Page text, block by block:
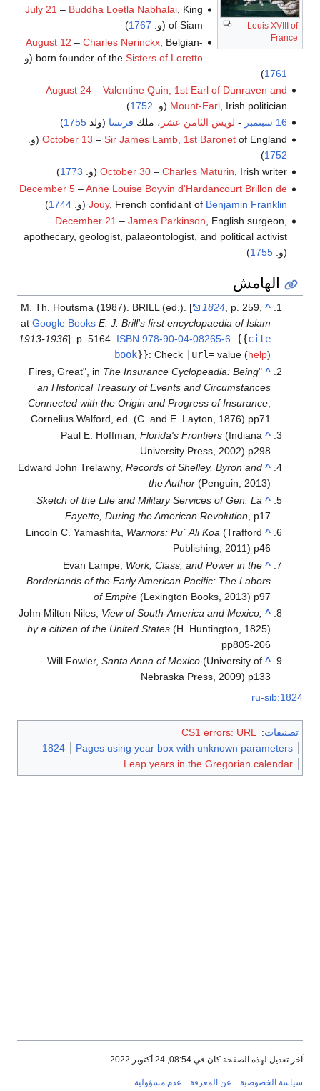
Louis XVIII of
France
July 21 – Buddha Loetla Nabhalai , King
of Siam (و.
1767
)
August 12 –Charles Nerinckx , Belgian-
born founder of theSisters of Loretto
(و.
1761
)
August 24– Valentine Quin, 1st Earl of Dunraven and
Mount-Earl, Irish politician (و. 1752
)
16 سبتمبر
- لويس الثامن عشر ، ملك فرنسا (ولد1755
)
October 13 – Sir James Lamb, 1st Baronetof England (و.
1752
)
October 30– Charles Maturin , Irish writer (و. 1773
)
December 5–Anne Louise Boyvin d'Hardancourt Brillon de
Jouy, French confidant of Benjamin Franklin (و.1744
)
December 21 – James Parkinson , English surgeon,
apothecary, geologist, palaeontologist, and political activist
(و.1755
)
الهامش
^
M. Th. Houtsma (1987). BRILL (ed.). [ 1824, p. 259,
atGoogle Books E. J. Brill's first encyclopaedia of Islam
1913-1936]. p. 5164. ISBN 978-90-04-08265-6. {{cite
book}}:Check |url= value (help)
^
"Fires, Great", in
The Insurance Cyclopeadia: Being
an Historical Treasury of Events and Circumstances
Connected with the Origin and Progress of Insurance
Cornelius Walford, ed. (C. and E. Layton, 1876) pp71
^
Paul E. Hoffman,Florida's Frontiers (Indiana
University Press, 2002) p298
^
Edward John Trelawny,Records of Shelley, Byron and
the Author (Penguin, 2013)
^
Sketch of the Life and Military Services of Gen. La
Fayette, During the American Revolution , p17
^
Lincoln C. Yamashita, Warriors: Pu` Ali Koa (Trafford
Publishing, 2011) p46
^
Evan Lampe, Work, Class, and Power in the
Borderlands of the Early American Pacific: The Labors
of Empire (Lexington Books, 2013) p97
^
John Milton Niles, View of South-America and Mexico,
by a citizen of the United States (H. Huntington, 1825)
pp805-206
^
Will Fowler,Santa Anna of Mexico (University of
Nebraska Press, 2009) p133
ru-sib:1824
تصنيفات:
CS1 errors: URL
Pages using year box with unknown parameters
1824
Leap years in the Gregorian calendar
آخر تعديل لهذه الصفحة كان في 08:54, 24 أكتوبر 2022.
سياسة الخصوصية عن المعرفة عدم مسؤولية